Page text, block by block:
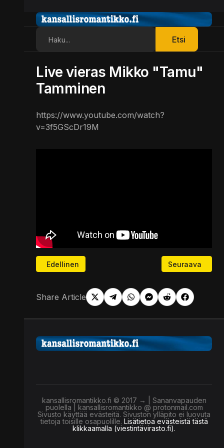
Etsi
Live vieras Mikko "Tamu"
Tamminen
https://www.youtube.com/watch?
v=3f5GScDr19M
Edellinen artikkeli: Jaa tämä video! Mitä Trumpin
Edellinen Seuraava
Seuraava
Share Article
kansallisromantikko.fi © 2017 → | Sananvapauden
puolella | kansallisromantikko @ protonmail.com
Sivusto käyttää evästeitä. Sivuston ylläpito ei luovuta
tietoja toisille osapuolille. Lisätietoa evästeistä tästä
klikkaamalla (viestintävirasto.fi).